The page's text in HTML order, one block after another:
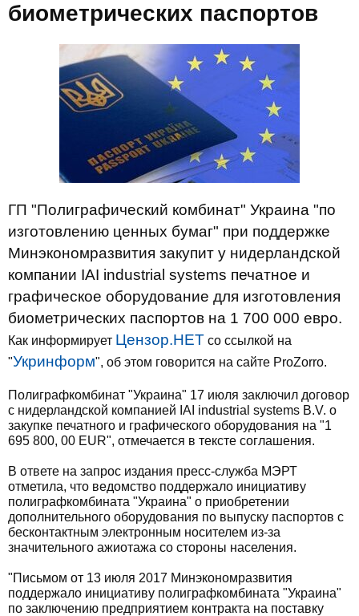
биометрических паспортов
ГП "Полиграфический комбинат" Украина "по
изготовлению ценных бумаг" при поддержке
Минэкономразвития закупит у нидерландской
компании IAI industrial systems печатное и
графическое оборудование для изготовления
биометрических паспортов на 1 700 000 евро.
Как информирует Цензор.НЕТ со ссылкой на
"Укринформ", об этом говорится на сайте ProZorro.
Полиграфкомбинат "Украина" 17 июля заключил договор
с нидерландской компанией IAI industrial systems B.V. о
закупке печатного и графического оборудования на "1
695 800, 00 EUR", отмечается в тексте соглашения.
В ответе на запрос издания пресс-служба МЭРТ
отметила, что ведомство поддержало инициативу
полиграфкомбината "Украина" о приобретении
дополнительного оборудования по выпуску паспортов с
бесконтактным электронным носителем из-за
значительного ажиотажа со стороны населения.
"Письмом от 13 июля 2017 Минэкономразвития
поддержало инициативу полиграфкомбината "Украина"
по заключению предприятием контракта на поставку